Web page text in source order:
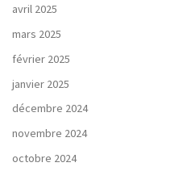
avril 2025
mars 2025
février 2025
janvier 2025
décembre 2024
novembre 2024
octobre 2024